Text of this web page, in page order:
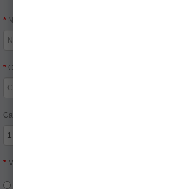
Numele produsului:
Codul produsului:
Cantitatea:
Motivul returnării: